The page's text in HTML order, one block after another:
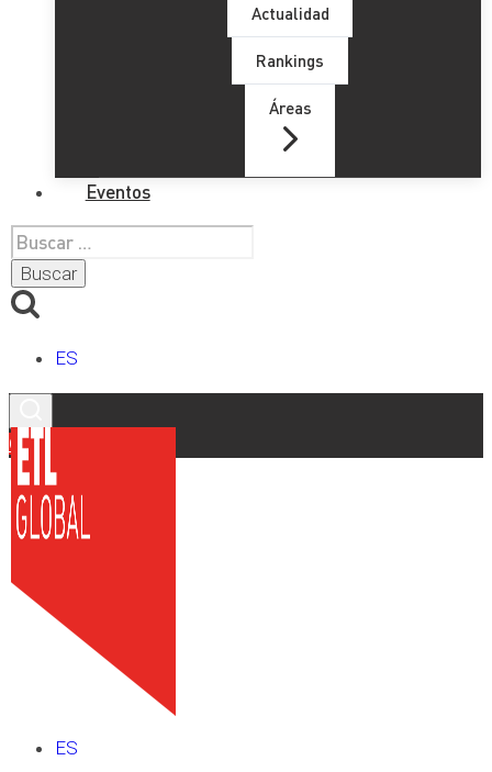
Actualidad
Rankings
Áreas
Eventos
Buscar:
ES
Contacto
ES